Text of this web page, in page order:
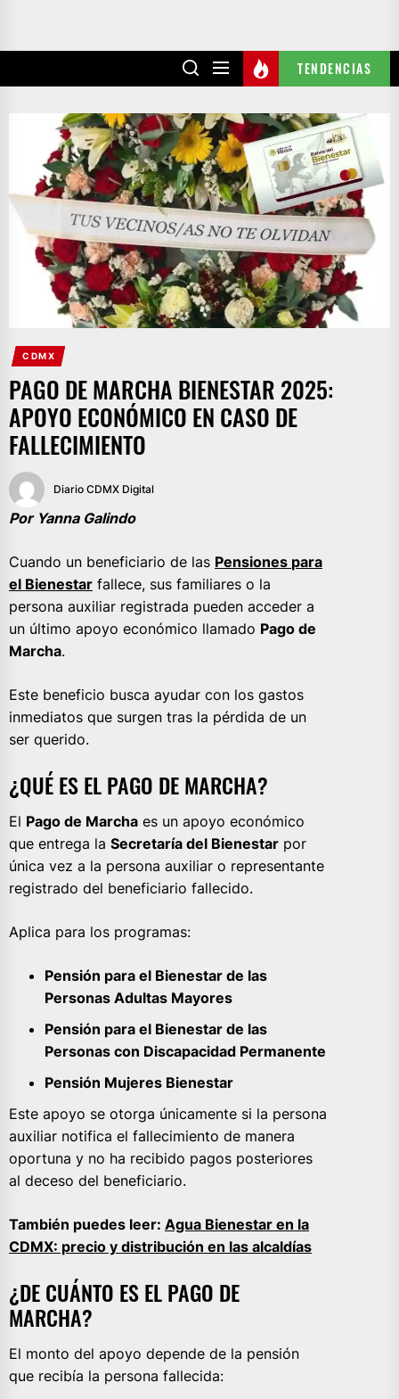
TENDENCIAS
CDMX
PAGO DE MARCHA BIENESTAR 2025:
APOYO ECONÓMICO EN CASO DE
FALLECIMIENTO
Diario CDMX Digital
Por Yanna Galindo
Cuando un beneficiario de las Pensiones para
el Bienestar fallece, sus familiares o la
persona auxiliar registrada pueden acceder a
un último apoyo económico llamado Pago de
Marcha.
Este beneficio busca ayudar con los gastos
inmediatos que surgen tras la pérdida de un
ser querido.
¿QUÉ ES EL PAGO DE MARCHA?
El Pago de Marcha es un apoyo económico
que entrega la Secretaría del Bienestar por
única vez a la persona auxiliar o representante
registrado del beneficiario fallecido.
Aplica para los programas:
Pensión para el Bienestar de las
Personas Adultas Mayores
Pensión para el Bienestar de las
Personas con Discapacidad Permanente
Pensión Mujeres Bienestar
Este apoyo se otorga únicamente si la persona
auxiliar notifica el fallecimiento de manera
oportuna y no ha recibido pagos posteriores
al deceso del beneficiario.
También puedes leer: Agua Bienestar en la
CDMX: precio y distribución en las alcaldías
¿DE CUÁNTO ES EL PAGO DE
MARCHA?
El monto del apoyo depende de la pensión
que recibía la persona fallecida: